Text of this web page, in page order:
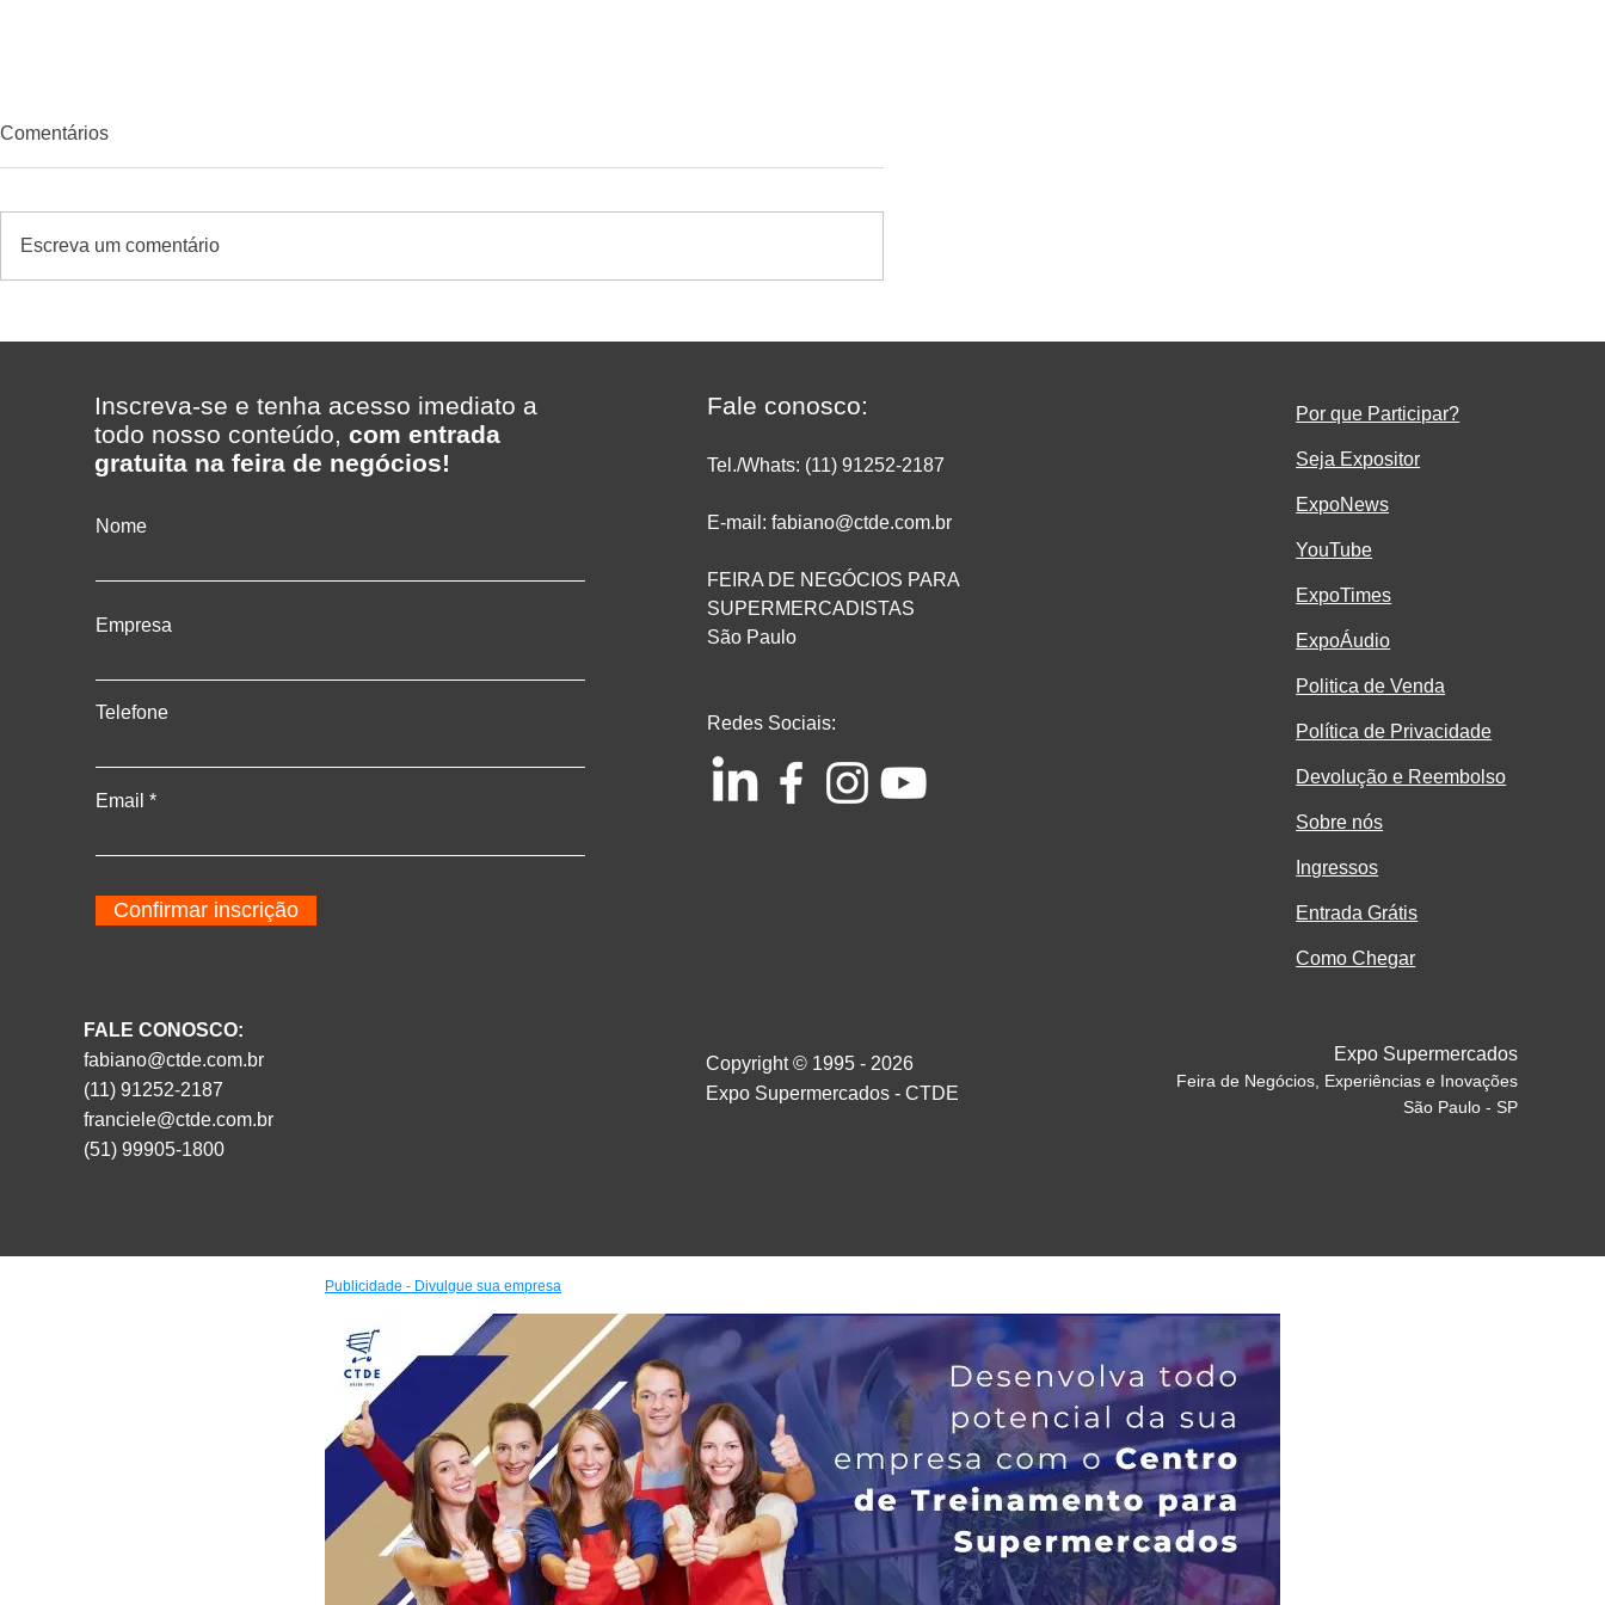
promoção deu lucro no
cliente destaca como a
a Padaria Ipanema Doces em
Porto Alegre
escala 6x1: quem produz
agora
Comentários
Escreva um comentário
Inscreva-se e tenha acesso imediato a
todo nosso conteúdo, com entrada
gratuita na feira de negócios!
Nome
Empresa
Telefone
Email
Confirmar inscrição
FALE CONOSCO:
fabiano@ctde.com.br
(11) 91252-2187
franciele@ctde.com.br
(51) 99905-1800
Fale conosco:
Tel./Whats: (11) 91252-2187
E-mail: fabiano@ctde.com.br
FEIRA DE NEGÓCIOS PARA
SUPERMERCADISTAS
São Paulo
Redes Sociais:
Copyright © 1995 - 2026
Expo Supermercados - CTDE
Por que Participar?
Seja Expositor
ExpoNews
YouTube
ExpoTimes
ExpoÁudio
Politica de Venda
Política de Privacidade
Devolução e Reembolso
Sobre nós
Ingressos
Entrada Grátis
Como Chegar
Expo Supermercados
Feira de Negócios, Experiências e Inovações
São Paulo - SP
Publicidade - Divulgue sua empresa